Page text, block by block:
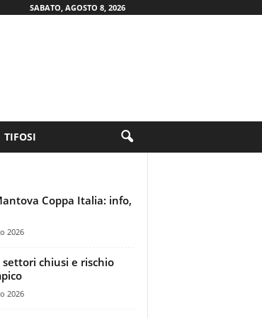
SABATO, AGOSTO 8, 2026
TIFOSI
Coppa Italia: info,
2026
chiusi e rischio
2026